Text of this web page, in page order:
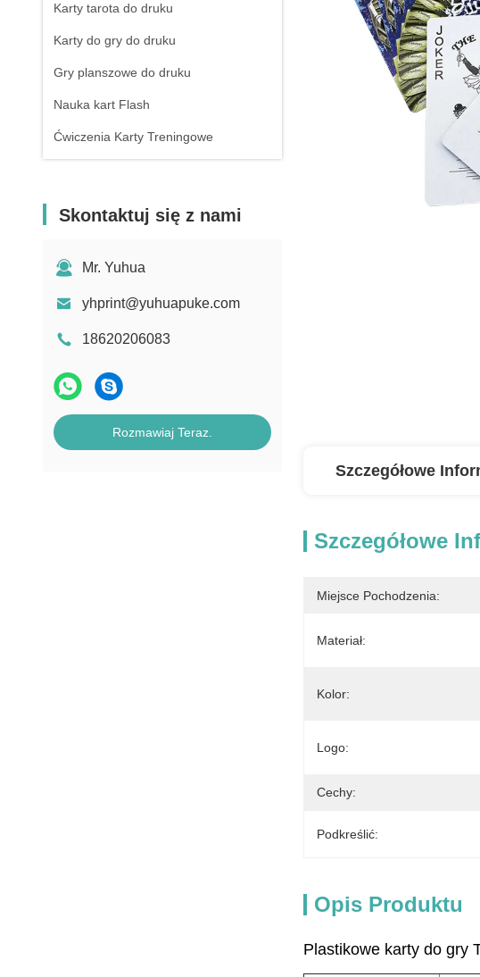
Karty tarota do druku
Karty do gry do druku
Gry planszowe do druku
Nauka kart Flash
Ćwiczenia Karty Treningowe
Skontaktuj się z nami
Mr. Yuhua
yhprint@yuhuapuke.com
18620206083
Rozmawiaj Teraz.
Szczegółowe
Szczegółowe
Miejsce Pochodzenia:
Materiał:
Kolor:
Logo:
Cechy:
Podkreślić:
Opis Produktu
Plastikowe karty do gry